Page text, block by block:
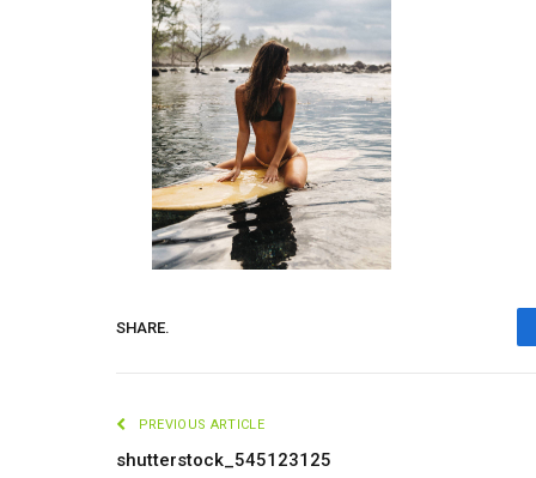
SHARE.
PREVIOUS ARTICLE
shutterstock_545123125